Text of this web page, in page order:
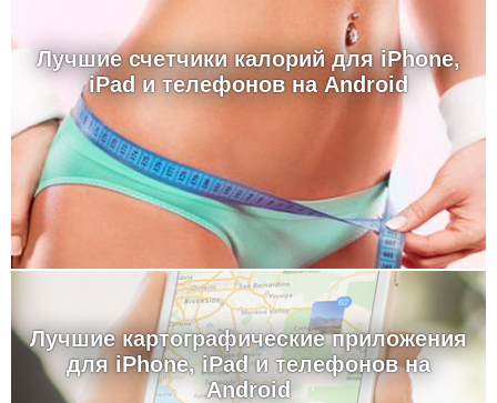
Лучшие счетчики калорий для iPhone,
iPad и телефонов на Android
Лучшие картографические приложения
для iPhone, iPad и телефонов на
Android